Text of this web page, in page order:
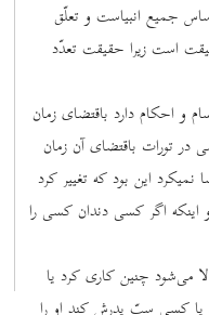
جمیع انبیاست و تعلّق
است زیرا حقیقت تعدّد
و احکام دارد باقتضای زمان
در تورات باقتضای آن زمان
این بود که تغییر کرد
اگر کسی دندان کسی را
می‌شود چنین کاری کرد یا